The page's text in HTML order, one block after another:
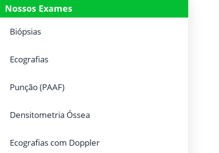
Nossos Exames
Biópsias
Ecografias
Punção (PAAF)
Densitometria Óssea
Ecografias com Doppler